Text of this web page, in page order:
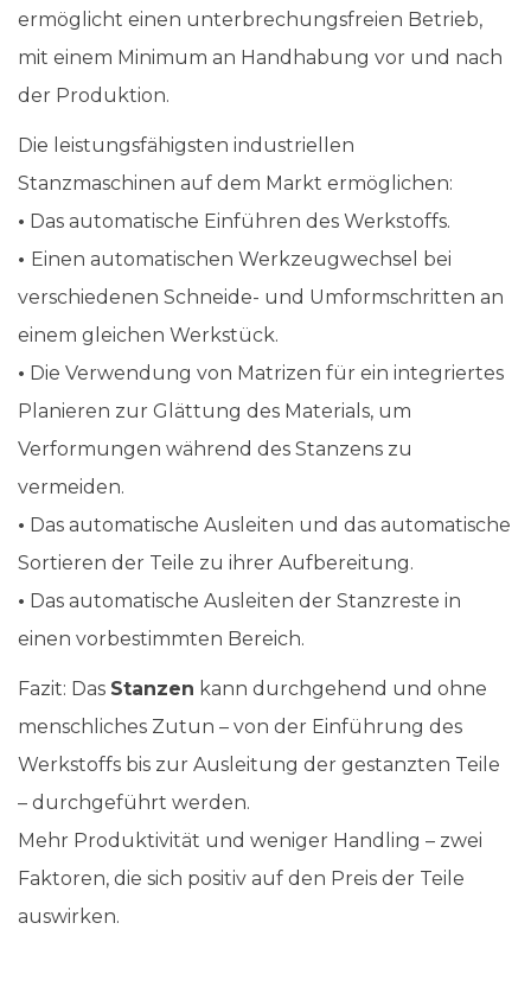
ermöglicht einen unterbrechungsfreien Betrieb,
mit einem Minimum an Handhabung vor und nach
der Produktion.
Die leistungsfähigsten industriellen
Stanzmaschinen auf dem Markt ermöglichen:
• Das automatische Einführen des Werkstoffs.
• Einen automatischen Werkzeugwechsel bei
verschiedenen Schneide- und Umformschritten an
einem gleichen Werkstück.
• Die Verwendung von Matrizen für ein integriertes
Planieren zur Glättung des Materials, um
Verformungen während des Stanzens zu
vermeiden.
• Das automatische Ausleiten und das automatische
Sortieren der Teile zu ihrer Aufbereitung.
• Das automatische Ausleiten der Stanzreste in
einen vorbestimmten Bereich.
Fazit: Das Stanzen kann durchgehend und ohne
menschliches Zutun – von der Einführung des
Werkstoffs bis zur Ausleitung der gestanzten Teile
– durchgeführt werden.
Mehr Produktivität und weniger Handling – zwei
Faktoren, die sich positiv auf den Preis der Teile
auswirken.